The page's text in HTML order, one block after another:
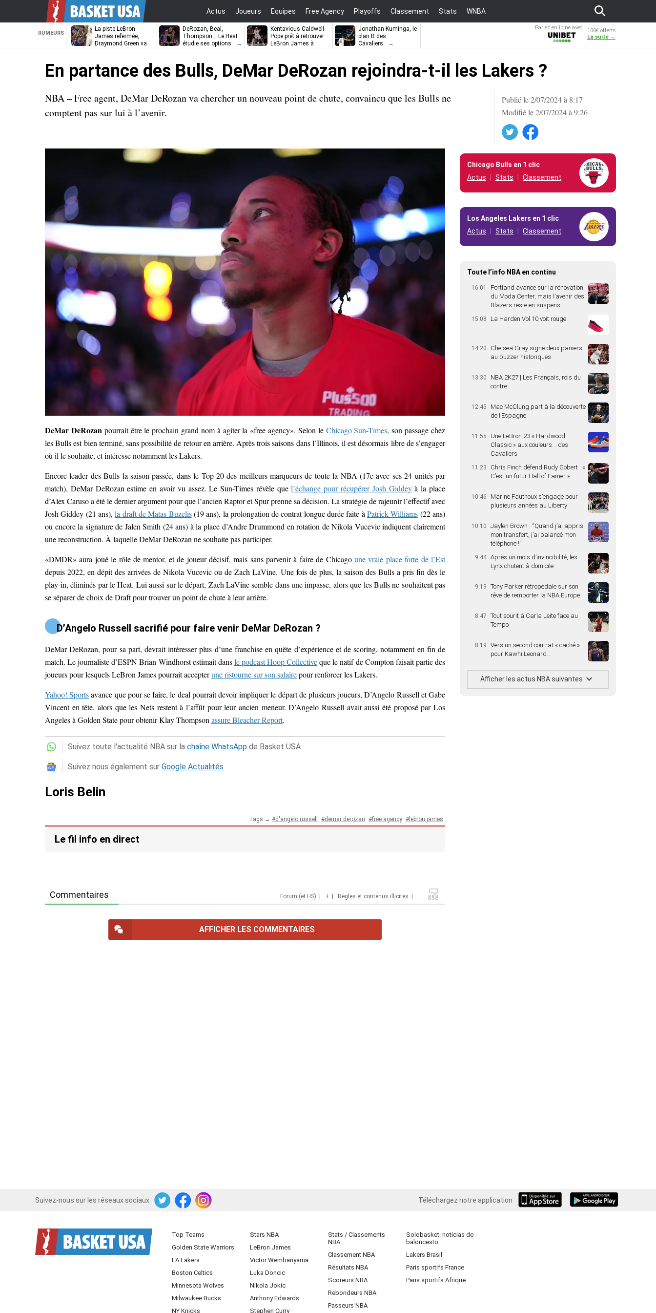
Actus Joueurs Equipes Free Agency Playoffs Classement Stats WNBA
RUMEURS
La piste LeBron
James refermée,
Draymond Green va
DeRozan, Beal,
Thompson… Le Heat
étudie ses options
Kentavious Caldwell-
Pope prêt à retrouver
LeBron James à
Jonathan Kuminga, le
plan B des
Cavaliers
Pariez en ligne avec
100€ offerts
La suite →
En partance des Bulls, DeMar DeRozan rejoindra-t-il les Lakers ?
Publié le 2/07/2024 à 8:17
Modifié le 2/07/2024 à 9:26
Facebook
NBA – Free agent, DeMar DeRozan va chercher un nouveau point de chute, convaincu que les Bulls ne
comptent pas sur lui à l’avenir.
DeMar DeRozan pourrait être le prochain grand nom à agiter la «free agency». Selon le Chicago Sun-Times, son passage chez
les Bulls est bien terminé, sans possibilité de retour en arrière. Après trois saisons dans l’Illinois, il est désormais libre de s’engager
où il le souhaite, et intéresse notamment les Lakers.
Encore leader des Bulls la saison passée, dans le Top 20 des meilleurs marqueurs de toute la NBA (17e avec ses 24 unités par
match), DeMar DeRozan estime en avoir vu assez. Le Sun-Times révèle quel’échange pour récupérer Josh Giddeyà la place
d’Alex Caruso a été le dernier argument pour que l’ancien Raptor et Spur prenne sa décision. La stratégie de rajeunir l’effectif avec
Josh Giddey (21 ans),la draft de Matas Buzelis(19 ans), la prolongation de contrat longue durée faite àPatrick Williams (22 ans)
ou encore la signature de Jalen Smith (24 ans) à la place d’Andre Drummond en rotation de Nikola Vucevic indiquent clairement
une reconstruction. À laquelle DeMar DeRozan ne souhaite pas participer.
«DMDR» aura joué le rôle de mentor, et de joueur décisif, mais sans parvenir à faire de Chicagoune vraie place forte de l’Est
depuis 2022, en dépit des arrivées de Nikola Vucevic ou de Zach LaVine. Une fois de plus, la saison des Bulls a pris fin dès le
play-in, éliminés par le Heat. Lui aussi sur le départ, Zach LaVine semble dans une impasse, alors que les Bulls ne souhaitent pas
se séparer de choix de Draft pour trouver un point de chute à leur arrière.
D’Angelo Russell sacrifié pour faire venir DeMar DeRozan ?
DeMar DeRozan, pour sa part, devrait intéresser plus d’une franchise en quête d’expérience et de scoring, notamment en fin de
match. Le journaliste d’ESPN Brian Windhorst estimait dansle podcast Hoop Collectiveque le natif de Compton faisait partie des
joueurs pour lesquels LeBron James pourrait accepterune ristourne sur son salairepour renforcer les Lakers.
Yahoo! Sportsavance que pour se faire, le deal pourrait devoir impliquer le départ de plusieurs joueurs, D’Angelo Russell et Gabe
Vincent en tête, alors que les Nets restent à l’affût pour leur ancien meneur. D’Angelo Russell avait aussi été proposé par Los
Angeles à Golden State pour obtenir Klay Thompson assure Bleacher Report.
Suivez toute l'actualité NBA sur la chaîne WhatsApp de Basket USA
Suivez nous également sur Google Actualités
Loris Belin
Tags → d'angelo russell demar derozan free agency lebron james
Le fil info en direct
Commentaires Forum (et HS) | + | Règles et contenus illicites |
AFFICHER LES COMMENTAIRES
Chicago Bulls en 1 clic
Actus
Stats Classement
Los Angeles Lakers en 1 clic
Actus
Stats Classement
Toute l’info NBA en continu
16:01
Portland avance sur la rénovation
du Moda Center, mais l’avenir des
Blazers reste en suspens
15:08 La Harden Vol.10 voit rouge
14:20
Chelsea Gray signe deux paniers
au buzzer historiques
13:30
NBA 2K27 | Les Français, rois du
contre
12:45
Mac McClung part à la découverte
de l’Espagne
11:55
Une LeBron 23 « Hardwood
Classic » aux couleurs… des
Cavaliers
11:23
Chris Finch défend Rudy Gobert : «
C’est un futur Hall of Famer »
10:46
Marine Fauthoux s’engage pour
plusieurs années au Liberty
10:10
Jaylen Brown : “Quand j’ai appris
mon transfert, j’ai balancé mon
téléphone !”
9:44 Après un mois d’invincibilité, les
Lynx chutent à domicile
9:19
Tony Parker rétropédale sur son
rêve de remporter la NBA Europe
8:47
Tout sourit à Carla Leite face au
Tempo
8:19
Vers un second contrat « caché »
pour Kawhi Leonard…
Afficher les actus NBA suivantes
Suivez-nous sur les réseaux sociaux
TwitterFacebookInstagram Téléchargez notre application
iOS Android
Top Teams
Golden State Warriors
LA Lakers
Boston Celtics
Minnesota Wolves
Milwaukee Bucks
NY Knicks
Stars NBA
LeBron James
Victor Wembanyama
Luka Doncic
Nikola Jokic
Anthony Edwards
Stephen Curry
Stats / Classements
NBA
Classement NBA
Résultats NBA
Scoreurs NBA
Rebondeurs NBA
Passeurs NBA
Solobasket: noticias de
baloncesto
Lakers Brasil
Paris sportifs France
Paris sportifs Afrique